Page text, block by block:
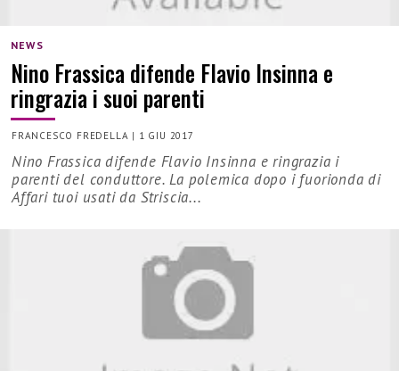
NEWS
Nino Frassica difende Flavio Insinna e
ringrazia i suoi parenti
FRANCESCO FREDELLA | 1 GIU 2017
Nino Frassica difende Flavio Insinna e ringrazia i
parenti del conduttore. La polemica dopo i fuorionda di
Affari tuoi usati da Striscia...